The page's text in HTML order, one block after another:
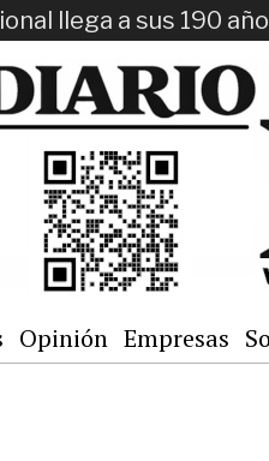
llega a sus 190
Opinión Empresas